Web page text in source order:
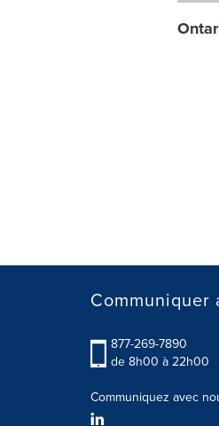
Communiquer
877-269-7890
de 8h00 à 22h00
Communiquez avec